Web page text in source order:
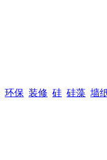
环保 装修 硅 硅藻 墙